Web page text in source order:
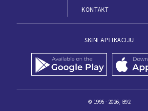
KONTAKT
SKINI APLIKACIJU
© 1995 - 2026, B92